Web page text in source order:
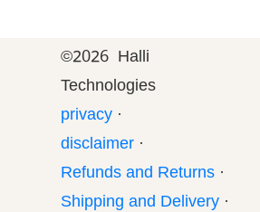
©2026 Halli
Technologies
privacy ·
disclaimer ·
Refunds and Returns ·
Shipping and Delivery ·